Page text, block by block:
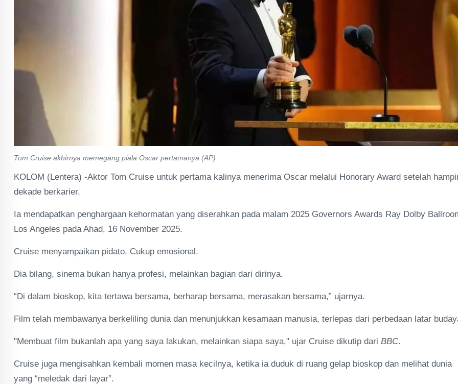
Tom Cruise akhirnya memegang piala Oscar pertamanya (AP)
KOLOM (Lentera) -Aktor Tom Cruise untuk pertama kalinya menerima Oscar melalui Honorary Award setelah
dekade berkarier.
Ia mendapatkan penghargaan kehormatan yang diserahkan pada malam 2025 Governors Awards Ray Dolby
Los Angeles pada Ahad, 16 November 2025.
Cruise menyampaikan pidato. Cukup emosional.
Dia bilang, sinema bukan hanya profesi, melainkan bagian dari dirinya.
“Di dalam bioskop, kita tertawa bersama, berharap bersama, merasakan bersama,” ujarnya.
Film telah membawanya berkeliling dunia dan menunjukkan kesamaan manusia, terlepas dari perbedaan latar
"Membuat film bukanlah apa yang saya lakukan, melainkan siapa saya," ujar Cruise dikutip dari BBC.
Cruise juga mengisahkan kembali momen masa kecilnya, ketika ia duduk di ruang gelap bioskop dan melihat dunia
yang “meledak dari layar”.